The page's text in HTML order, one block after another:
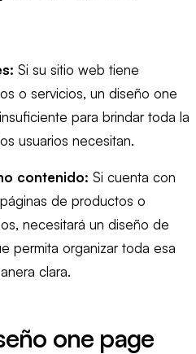
Si su sitio web tiene
o servicios, un diseño one
para brindar toda la
usuarios necesitan.
contenido: Si cuenta con
de productos o
necesitará un diseño de
permita organizar toda esa
clara.
one page